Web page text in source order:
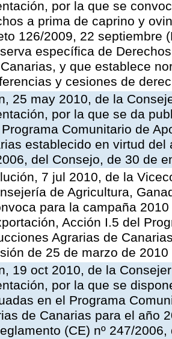
por la que se
a prima de caprino y
126/2009, 22 septiembre
específica de
y que establece
y cesiones de
25 may 2010, de la
por la que se da
Comunitario de
establecido en virtud del
del Consejo, de 30 de
7 jul 2010, de la
de Agricultura,
para la campaña
Acción I.5 del
Agrarias de
de 25 de marzo de 2010
19 oct 2010, de la
por la que se
en el Programa
de Canarias para el año
(CE) nº 247/